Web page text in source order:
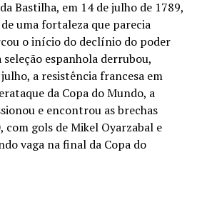
City (Inglaterra) antes de
de idade da Copa (26,2), a
claro para 2030, quandoserá
para buscar o tri.Afinal,
Gavi e Pedri e o atacante
terão completado 30 anos –
Mesmo os veteranos do
Rodri (terá 34 anos) ou o lateral
Bastilha, em 14 de julho de 1789,
uma fortaleza que parecia
o início do declínio do poder
espanhola derrubou,
a resistência francesa em
da Copa do Mundo, a
e encontrou as brechas
com gols de Mikel Oyarzabal e
vaga na final da Copa do